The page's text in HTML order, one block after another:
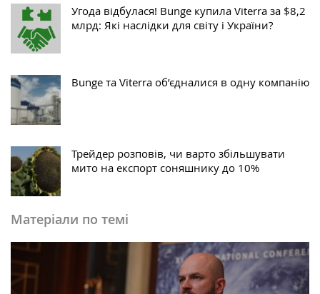
Угода відбулася! Bunge купила Viterra за $8,2
млрд: Які наслідки для світу і України?
Bunge та Viterra об’єдналися в одну компанію
Трейдер розповів, чи варто збільшувати
мито на експорт соняшнику до 10%
Матеріали по темі